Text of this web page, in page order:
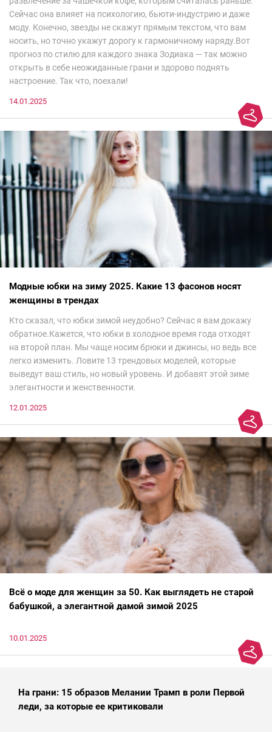
Сейчас она влияет на психологию, бьюти-индустрию и даже
моду. Конечно, звезды не скажут прямым текстом, что вам
носить, но точно укажут дорогу к гармоничному наряду.Вот
прогноз по стилю для каждого знака Зодиака — так можно
открыть в себе неожиданные грани и здорово поднять
настроение. Так что, поехали!
14.01.2025
Модные юбки на зиму 2025. Какие 13 фасонов носят
женщины в трендах
Кто сказал, что юбки зимой неудобно? Сейчас я вам докажу
обратное.Кажется, что юбки в холодное время года отходят
на второй план. Мы чаще носим брюки и джинсы, но ведь все
легко изменить. Ловите 13 трендовых моделей, которые
выведут ваш стиль, но новый уровень. И добавят этой зиме
элегантности и женственности.
12.01.2025
Всё о моде для женщин за 50. Как выглядеть не старой
бабушкой, а элегантной дамой зимой 2025
10.01.2025
На грани: 15 образов Мелании Трамп в роли Первой
леди, за которые ее критиковали